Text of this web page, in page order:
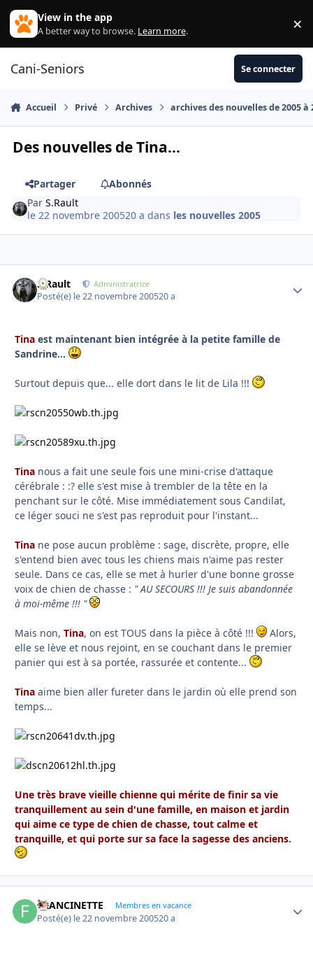
Aller au contenu
View in the app
A better way to browse. Learn more. ×
Cani-Seniors Se connecter
Accueil Privé Archives archives des nouvelles de 2005 à
Des nouvelles de Tina...
Partager
Abonnés
ParS.Rault
le 22 novembre 200520 a dans les nouvelles 2005
S.Rault Administratrice
Posté(e) le 22 novembre 200520 a
Tina est maintenant bien intégrée à la petite famille de
Sandrine...
Surtout depuis que... elle dort dans le lit de Lila !!!
Tina nous a fait une seule fois une mini-crise d'attaque
cérébrale : :? elle s'est mise à trembler de la tête en la
penchant sur le côté. Mise immédiatement sous Candilat,
ce léger souci ne s'est pas reproduit pour l'instant...
Tina ne pose aucun problème : sage, discrète, propre, elle
s'entend bien avec tous les chiens mais n'aime pas rester
seule. Dans ce cas, elle se met à hurler d'une bonne grosse
voix de chien de chasse : " AU SECOURS !!! Je suis abandonnée
à moi-même !!! "
Mais non, Tina, on est TOUS dans la pièce à côté !!!
Alors,
elle se lève et nous rejoint, en se couchant dans le premier
panier qui est à sa portée, rassurée et contente...
Tina aime bien aller fureter dans le jardin où elle prend son
temps...
Une très brave vieille chienne qui mérite de finir sa vie
tranquillement au sein d'une famille, en maison et jardin
qui aime ce type de chien de chasse, tout calme et
tranquille, et qui porte sur sa face la sagesse des anciens.
FRANCINETTE Membres en vacance
Posté(e) le 22 novembre 200520 a